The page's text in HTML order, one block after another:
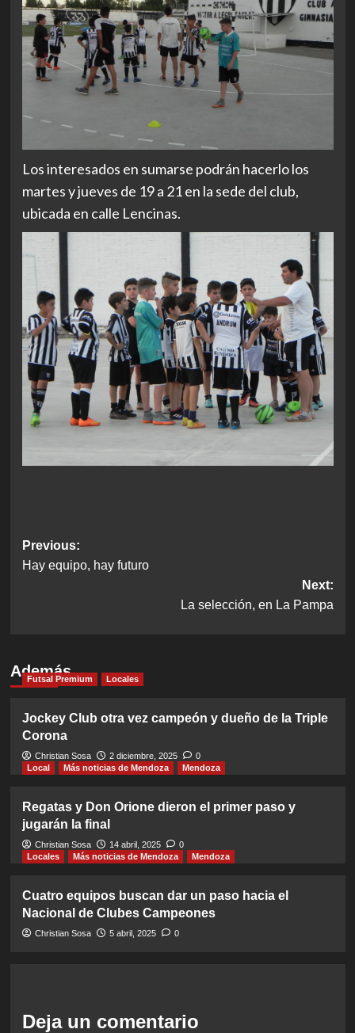
Los interesados en sumarse podrán hacerlo los
martes y jueves de 19 a 21 en la sede del club,
ubicada en calle Lencinas.
Post
navigation
Previous:
Hay equipo, hay futuro
Next:
La selección, en La Pampa
Además
Futsal Premium Locales
Jockey Club otra vez campeón y dueño de la Triple
Corona
Christian Sosa 2 diciembre, 2025
0
Local
Más noticias de Mendoza Mendoza
Regatas y Don Orione dieron el primer paso y
jugarán la final
Christian Sosa 14 abril, 2025
0
Locales
Más noticias de Mendoza Mendoza
Cuatro equipos buscan dar un paso hacia el
Nacional de Clubes Campeones
Christian Sosa 5 abril, 2025 0
Deja un comentario